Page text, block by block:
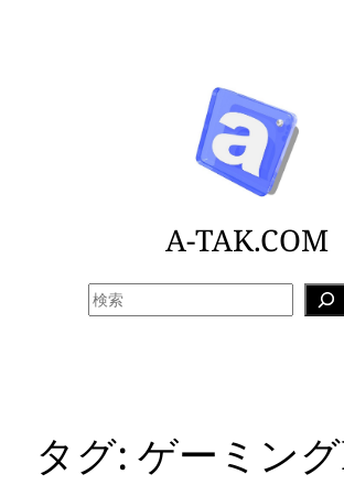
A-TAK.COM
タグ: ゲーミン